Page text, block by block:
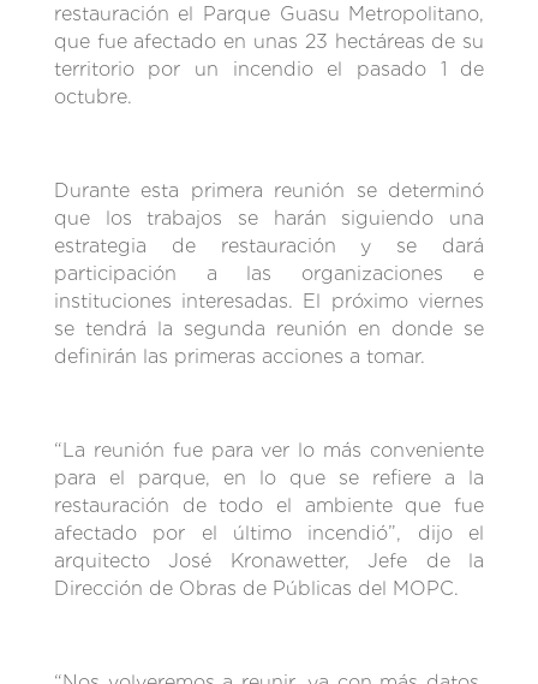
restauración el Parque Guasu Metropolitano,
que fue afectado en unas 23 hectáreas de su
territorio por un incendio el pasado 1 de
octubre.
Durante esta primera reunión se determinó
que los trabajos se harán siguiendo una
estrategia de restauración y se dará
participación a las organizaciones e
instituciones interesadas. El próximo viernes
se tendrá la segunda reunión en donde se
definirán las primeras acciones a tomar.
“La reunión fue para ver lo más conveniente
para el parque, en lo que se refiere a la
restauración de todo el ambiente que fue
afectado por el último incendió”, dijo el
arquitecto José Kronawetter, Jefe de la
Dirección de Obras de Públicas del MOPC.